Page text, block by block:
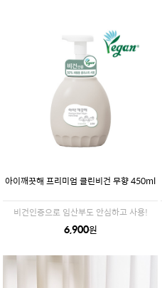
아이깨끗해 프리미엄 클린비건 무향 450ml
비건인증으로 임산부도 안심하고 사용!
6,900원